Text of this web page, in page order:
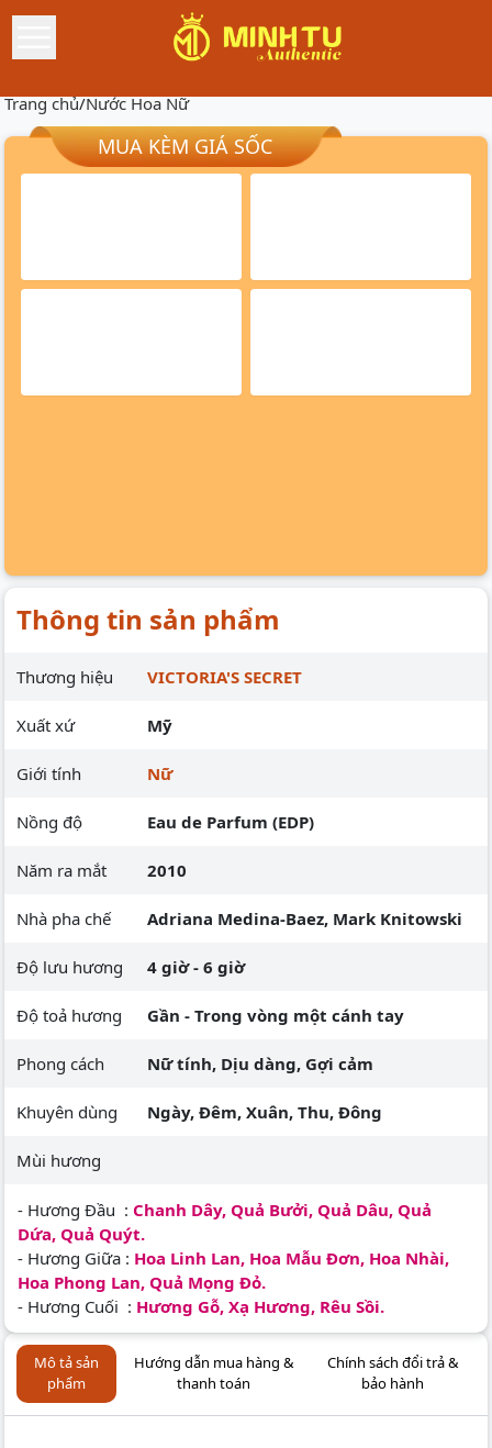
Trang chủ/Nước Hoa Nữ
MUA KÈM GIÁ SỐC
Mô tả sản
phẩm
Hướng dẫn mua hàng &
thanh toán
Chính sách đổi trả &
bảo hành
Thông tin sản phẩm
Thương hiệu VICTORIA'S SECRET
Xuất xứ Mỹ
Giới tính Nữ
Nồng độ Eau de Parfum (EDP)
Năm ra mắt 2010
Nhà pha chế Adriana Medina-Baez, Mark Knitowski
Độ lưu hương 4 giờ - 6 giờ
Độ toả hương Gần - Trong vòng một cánh tay
Phong cách Nữ tính, Dịu dàng, Gợi cảm
Khuyên dùng Ngày, Đêm, Xuân, Thu, Đông
Mùi hương
- Hương Đầu : Chanh Dây, Quả Bưởi, Quả Dâu, Quả
Dứa, Quả Quýt.
- Hương Giữa : Hoa Linh Lan, Hoa Mẫu Đơn, Hoa Nhài,
Hoa Phong Lan, Quả Mọng Đỏ.
- Hương Cuối : Hương Gỗ, Xạ Hương, Rêu Sồi.